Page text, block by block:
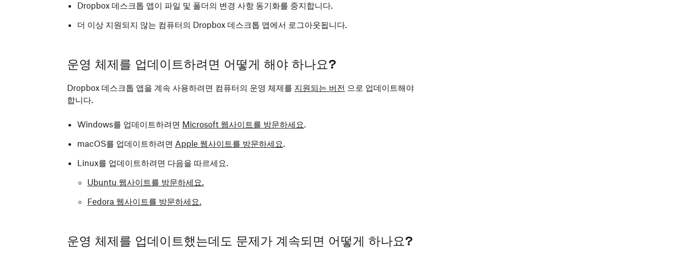
Dropbox 데스크톱 앱이 파일 및 폴더의 변경 사항 동기화를 중지합니다.
더 이상 지원되지 않는 컴퓨터의 Dropbox 데스크톱 앱에서 로그아웃됩니다.
운영 체제를 업데이트하려면 어떻게 해야 하나요?
Dropbox 데스크톱 앱을 계속 사용하려면 컴퓨터의 운영 체제를 지원되는 버전 으로 업데이트해야
합니다.
Windows를 업데이트하려면 Microsoft 웹사이트를 방문하세요.
macOS를 업데이트하려면 Apple 웹사이트를 방문하세요.
Linux를 업데이트하려면 다음을 따르세요.
Ubuntu 웹사이트를 방문하세요.
Fedora 웹사이트를 방문하세요.
운영 체제를 업데이트했는데도 문제가 계속되면 어떻게 하나요?